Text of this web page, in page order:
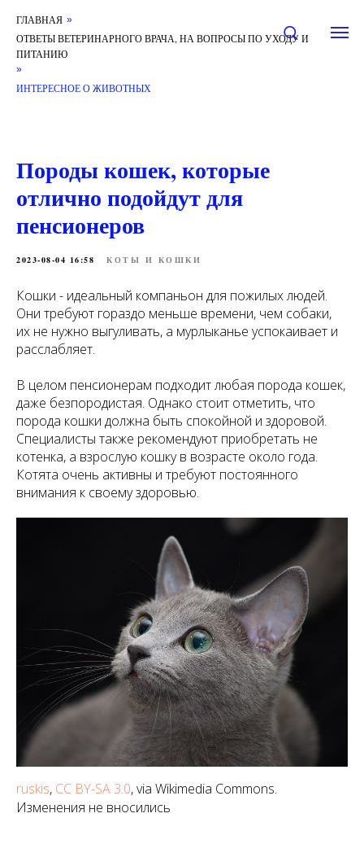
ГЛАВНАЯ »
ОТВЕТЫ ВЕТЕРИНАРНОГО ВРАЧА, НА ВОПРОСЫ ПО УХОДУ И
ПИТАНИЮ
»
ИНТЕРЕСНОЕ О ЖИВОТНЫХ
Породы кошек, которые
отлично подойдут для
пенсионеров
2023-08-04 16:58 КОТЫ И КОШКИ
Кошки - идеальный компаньон для пожилых людей.
Они требуют гораздо меньше времени, чем собаки,
их не нужно выгуливать, а мурлыканье успокаивает и
расслабляет.
В целом пенсионерам подходит любая порода кошек,
даже безпородистая. Однако стоит отметить, что
порода кошки должна быть спокойной и здоровой.
Специалисты также рекомендуют приобретать не
котенка, а взрослую кошку в возрасте около года.
Котята очень активны и требуют постоянного
внимания к своему здоровью.
ruskis, CC BY-SA 3.0, via Wikimedia Commons.
Изменения не вносились